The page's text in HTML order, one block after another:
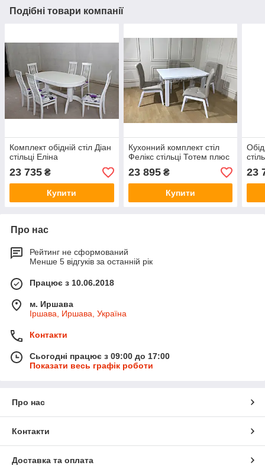
Подібні товари компанії
Комплект обідній стіл Діан
стільці Еліна
23 735 ₴
Купити
Кухонний комплект стіл
Фелікс стільці Тотем плюс
23 895₴
Купити
23
Про нас
Рейтинг не сформований
Менше 5 відгуків за останній рік
Працює з 10.06.2018
м. Иршава
Іршава, Иршава, Україна
Контакти
Сьогодні працює з 09:00 до 17:00
Показати весь графік роботи
Про нас
Контакти
Доставка та оплата